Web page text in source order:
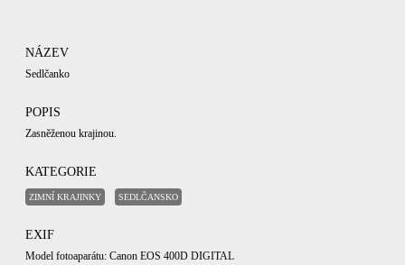
NÁZEV
Sedlčanko
POPIS
Zasněženou krajinou.
KATEGORIE
ZIMNÍ KRAJINKY SEDLČANSKO
EXIF
Model fotoaparátu: Canon EOS 400D DIGITAL